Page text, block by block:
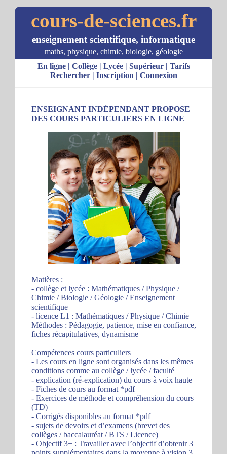
cours-de-sciences.fr
enseignement scientifique, informatique
maths, physique, chimie, biologie, géologie
En ligne| Collège| Lycée| Supérieur| Tarifs
Rechercher| Inscription | Connexion
ENSEIGNANT INDÉPENDANT PROPOSE
DES COURS PARTICULIERS EN LIGNE
Matières :
- collège et lycée : Mathématiques / Physique /
Chimie / Biologie / Géologie / Enseignement
scientifique
- licence L1 : Mathématiques / Physique / Chimie
Méthodes : Pédagogie, patience, mise en confiance,
fiches récapitulatives, dynamisme
Compétences cours particuliers
- Les cours en ligne sont organisés dans les mêmes
conditions comme au collège / lycée / faculté
- explication (ré-explication) du cours à voix haute
- Fiches de cours au format *pdf
- Exercices de méthode et compréhension du cours
(TD)
- Corrigés disponibles au format *pdf
- sujets de devoirs et d’examens (brevet des
collèges / baccalauréat / BTS / Licence)
- Objectif 3+ : Travailler avec l’objectif d’obtenir 3